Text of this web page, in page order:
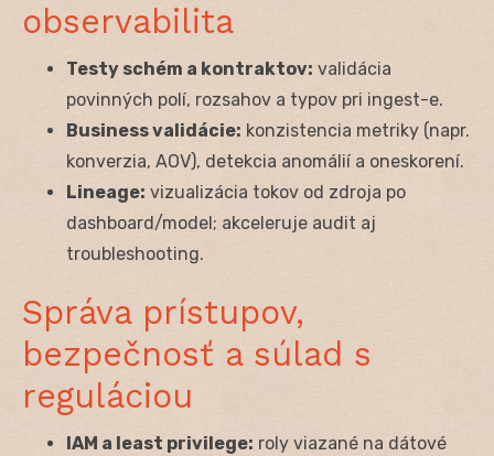
observabilita
Testy schém a kontraktov: validácia
povinných polí, rozsahov a typov pri ingest-e.
Business validácie: konzistencia metriky (napr.
konverzia, AOV), detekcia anomálií a oneskorení.
Lineage: vizualizácia tokov od zdroja po
dashboard/model; akceleruje audit aj
troubleshooting.
Správa prístupov,
bezpečnosť a súlad s
reguláciou
IAM a least privilege: roly viazané na dátové